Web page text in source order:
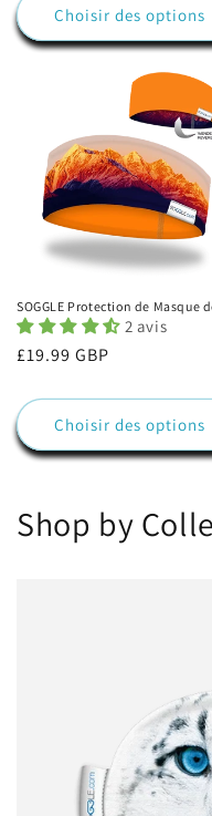
Choisir des options
SOGGLE Protection de Masque
2 avis
Prix
£19.99 GBP
Choisir des options
Shop by